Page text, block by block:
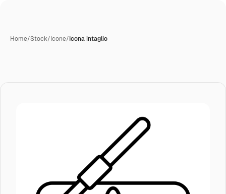
Home/Stock/Icone/Icona intaglio